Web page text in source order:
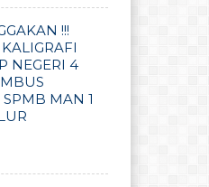
!!!
NEGERI 4
SPMB MAN 1